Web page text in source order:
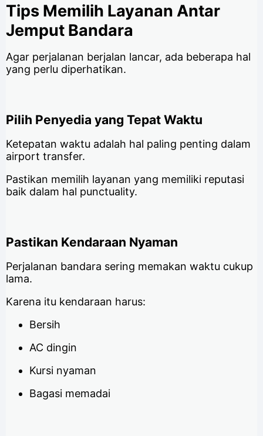
Tips Memilih Layanan Antar
Jemput Bandara
Agar perjalanan berjalan lancar, ada beberapa hal
yang perlu diperhatikan.
Pilih Penyedia yang Tepat Waktu
Ketepatan waktu adalah hal paling penting dalam
airport transfer.
Pastikan memilih layanan yang memiliki reputasi
baik dalam hal punctuality.
Pastikan Kendaraan Nyaman
Perjalanan bandara sering memakan waktu cukup
lama.
Karena itu kendaraan harus:
Bersih
AC dingin
Kursi nyaman
Bagasi memadai